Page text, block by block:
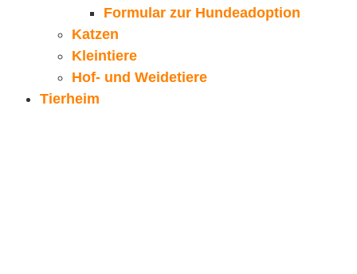
Formular zur Hundeadoption
Katzen
Kleintiere
Hof- und Weidetiere
Tierheim